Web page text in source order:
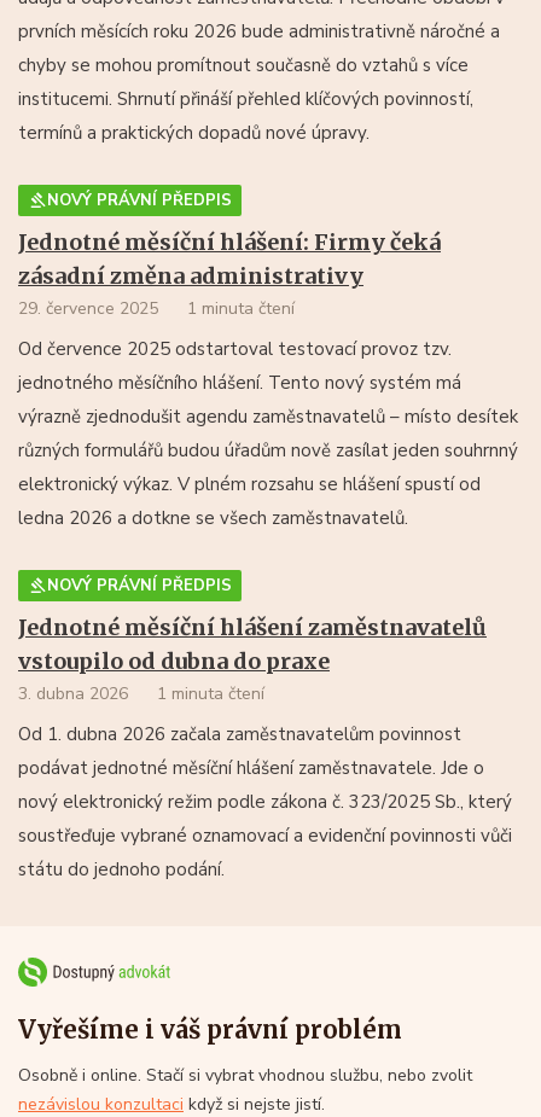
prvních měsících roku 2026 bude administrativně náročné a
chyby se mohou promítnout současně do vztahů s více
institucemi. Shrnutí přináší přehled klíčových povinností,
termínů a praktických dopadů nové úpravy.
NOVÝ PRÁVNÍ PŘEDPIS
Jednotné měsíční hlášení: Firmy čeká
zásadní změna administrativy
29. července 2025 1 minuta čtení
Od července 2025 odstartoval testovací provoz tzv.
jednotného měsíčního hlášení. Tento nový systém má
výrazně zjednodušit agendu zaměstnavatelů – místo desítek
různých formulářů budou úřadům nově zasílat jeden souhrnný
elektronický výkaz. V plném rozsahu se hlášení spustí od
ledna 2026 a dotkne se všech zaměstnavatelů.
NOVÝ PRÁVNÍ PŘEDPIS
Jednotné měsíční hlášení zaměstnavatelů
vstoupilo od dubna do praxe
3. dubna 2026 1 minuta čtení
Od 1. dubna 2026 začala zaměstnavatelům povinnost
podávat jednotné měsíční hlášení zaměstnavatele. Jde o
nový elektronický režim podle zákona č. 323/2025 Sb., který
soustřeďuje vybrané oznamovací a evidenční povinnosti vůči
státu do jednoho podání.
Vyřešíme i váš právní problém
Osobně i online. Stačí si vybrat vhodnou službu, nebo zvolit
nezávislou konzultaci když si nejste jistí.